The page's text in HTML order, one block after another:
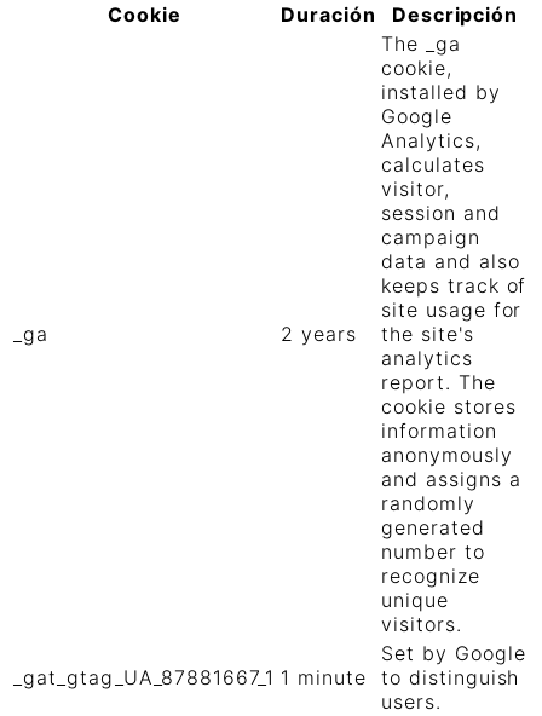
Cookie
Duración Descripción
_ga 2 years
The _ga
cookie,
installed by
Google
Analytics,
calculates
visitor,
session and
campaign
data and also
keeps track of
site usage for
the site's
analytics
report. The
cookie stores
information
anonymously
and assigns a
randomly
generated
number to
recognize
unique
visitors.
_gat_gtag_UA_87881667_1 1 minute
Set by Google
to distinguish
users.